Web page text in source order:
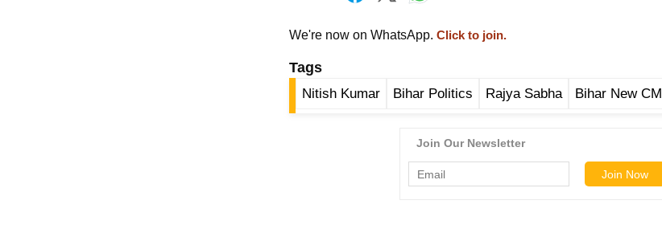
We're now on WhatsApp. Click to join.
Tags
Nitish Kumar Bihar Politics Rajya Sabha Bihar New CM